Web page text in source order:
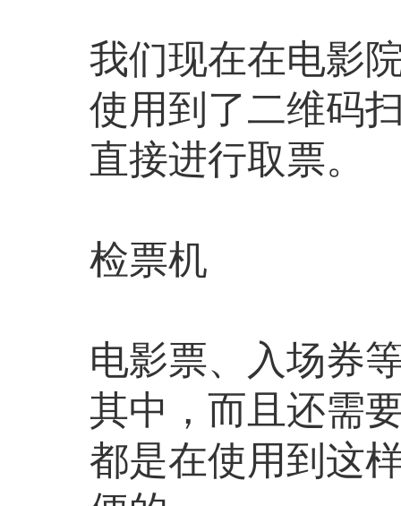
我们现在在电影
使用到了二维码
直接进行取票。
检票机
电影票、入场券
其中，而且还需
都是在使用到这